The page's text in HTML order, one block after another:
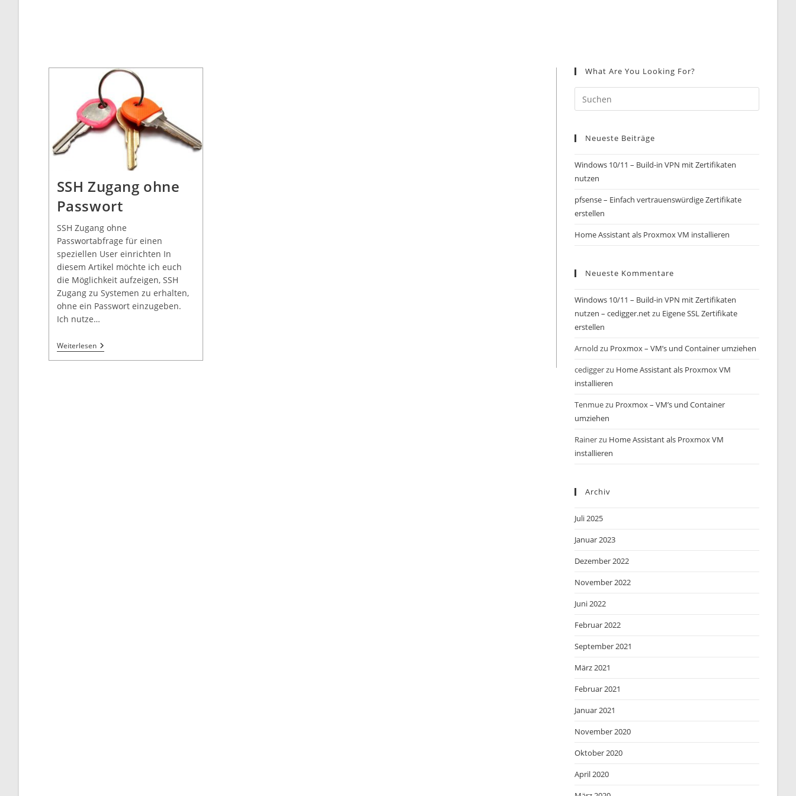
SSH Zugang ohne
Passwort
SSH Zugang ohne
Passwortabfrage für einen
speziellen User einrichten In
diesem Artikel möchte ich euch
die Möglichkeit aufzeigen, SSH
Zugang zu Systemen zu erhalten,
ohne ein Passwort einzugeben.
Ich nutze…
Weiterlesen
What Are You Looking For?
Neueste Beiträge
Windows 10/11 – Build-in VPN mit Zertifikaten
nutzen
pfsense – Einfach vertrauenswürdige Zertifikate
erstellen
Home Assistant als Proxmox VM installieren
Neueste Kommentare
Windows 10/11 – Build-in VPN mit Zertifikaten
nutzen – cedigger.netzu Eigene SSL Zertifikate
erstellen
Arnold zu Proxmox – VM’s und Container umziehen
cediggerzu Home Assistant als Proxmox VM
installieren
Tenmuezu Proxmox – VM’s und Container
umziehen
Rainerzu Home Assistant als Proxmox VM
installieren
Archiv
Juli 2025
Januar 2023
Dezember 2022
November 2022
Juni 2022
Februar 2022
September 2021
März 2021
Februar 2021
Januar 2021
November 2020
Oktober 2020
April 2020